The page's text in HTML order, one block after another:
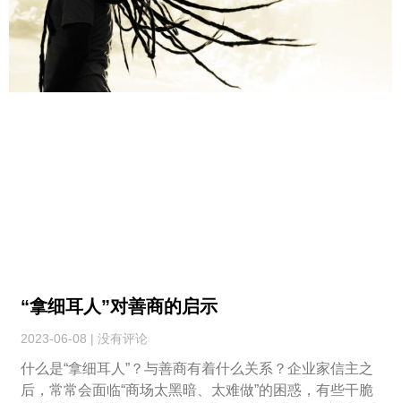
“拿细耳人”对善商的启示
2023-06-08 没有评论
什么是“拿细耳人”？与善商有着什么关系？企业家信主之
后，常常会面临“商场太黑暗、太难做”的困惑，有些干脆